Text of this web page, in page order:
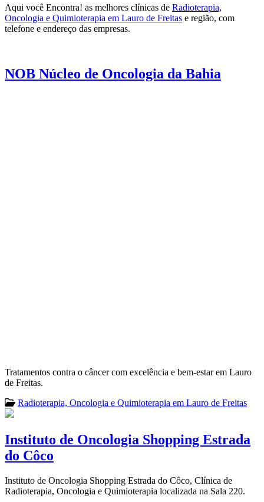
Aqui você Encontra! as melhores clínicas de Radioterapia,
Oncologia e Quimioterapia em Lauro de Freitas e região, com
telefone e endereço das empresas.
NOB Núcleo de Oncologia da Bahia
Tratamentos contra o câncer com excelência e bem-estar em Lauro
de Freitas.
Radioterapia, Oncologia e Quimioterapia em Lauro de Freitas
Instituto de Oncologia Shopping Estrada
do Côco
Instituto de Oncologia Shopping Estrada do Côco, Clínica de
Radioterapia, Oncologia e Quimioterapia localizada na Sala 220.